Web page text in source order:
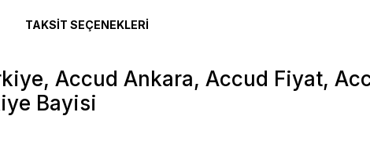
TAKSIT SEÇENEKLERI